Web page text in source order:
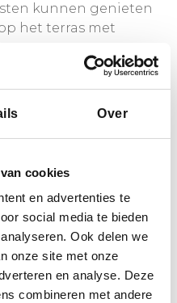
Over
cookies
en advertenties te
social media te bieden
Ook delen we
onze site met onze
en analyse. Deze
combineren met andere
kunnen genieten
het terras met
beleving? Dan kunt
met de volgende